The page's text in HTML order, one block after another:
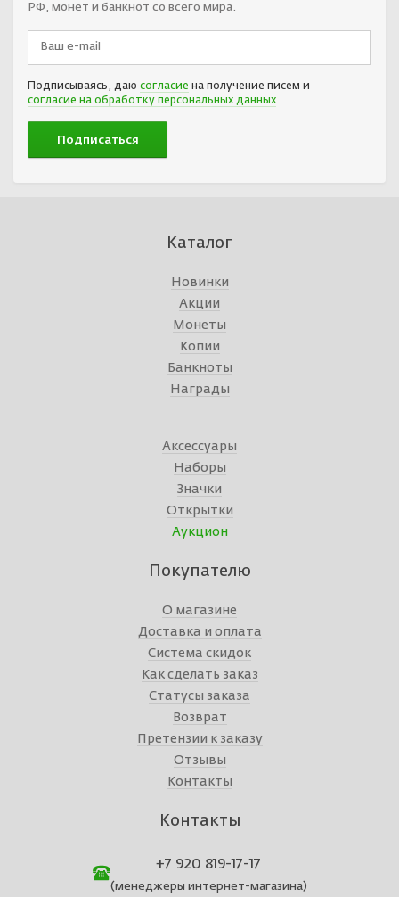
РФ, монет и банкнот со всего мира.
Подписываясь, даю согласие на получение писем и
согласие на обработку персональных данных
Каталог
Новинки
Акции
Монеты
Копии
Банкноты
Награды
Аксессуары
Наборы
Значки
Открытки
Аукцион
Покупателю
О магазине
Доставка и оплата
Система скидок
Как сделать заказ
Статусы заказа
Возврат
Претензии к заказу
Отзывы
Контакты
Контакты
+7 920 819-17-17
(менеджеры интернет-магазина)